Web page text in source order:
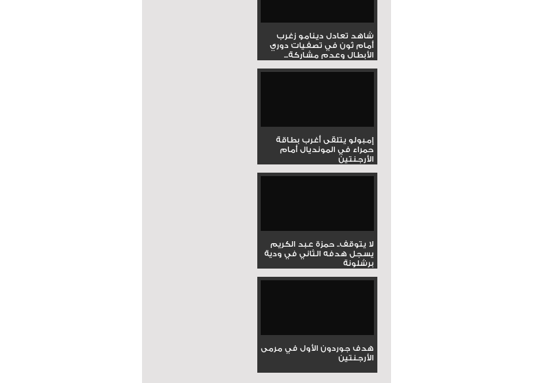
شاهد تعادل دينامو زغرب
أمام ثون في تصفيات دوري
الأبطال وعدم مشاركة...
إمبولو يتلقى أغرب بطاقة
حمراء في المونديال أمام
الأرجنتين
لا يتوقف.. حمزة عبد الكريم
يسجل هدفه الثاني في ودية
برشلونة
هدف جوردون الأول في مرمى
الأرجنتين